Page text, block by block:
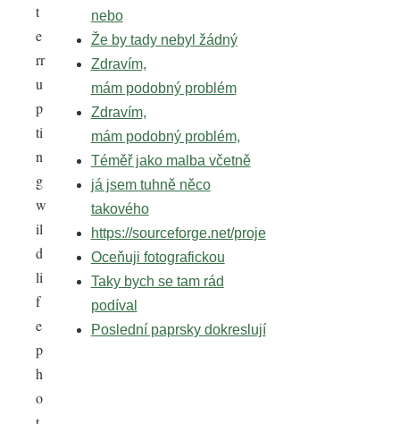
t
e
rr
u
p
ti
n
g
w
il
d
li
f
e
p
h
o
nebo
Že by tady nebyl žádný
Zdravím,
mám podobný problém
Zdravím,
mám podobný problém,
Téměř jako malba včetně
já jsem tuhně něco
takového
https://sourceforge.net/proje
Oceňuji fotografickou
Taky bych se tam rád
podíval
Poslední paprsky dokreslují